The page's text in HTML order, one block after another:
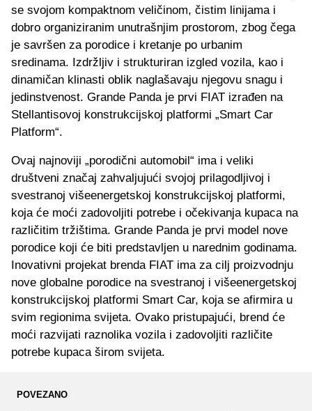
se svojom kompaktnom veličinom, čistim linijama i
dobro organiziranim unutrašnjim prostorom, zbog čega
je savršen za porodice i kretanje po urbanim
sredinama. Izdržljiv i strukturiran izgled vozila, kao i
dinamičan klinasti oblik naglašavaju njegovu snagu i
jedinstvenost. Grande Panda je prvi FIAT izrađen na
Stellantisovoj konstrukcijskoj platformi „Smart Car
Platform“.
Ovaj najnoviji „porodični automobil“ ima i veliki
društveni značaj zahvaljujući svojoj prilagodljivoj i
svestranoj višeenergetskoj konstrukcijskoj platformi,
koja će moći zadovoljiti potrebe i očekivanja kupaca na
različitim tržištima. Grande Panda je prvi model nove
porodice koji će biti predstavljen u narednim godinama.
Inovativni projekat brenda FIAT ima za cilj proizvodnju
nove globalne porodice na svestranoj i višeenergetskoj
konstrukcijskoj platformi Smart Car, koja se afirmira u
svim regionima svijeta. Ovako pristupajući, brend će
moći razvijati raznolika vozila i zadovoljiti različite
potrebe kupaca širom svijeta.
POVEZANO